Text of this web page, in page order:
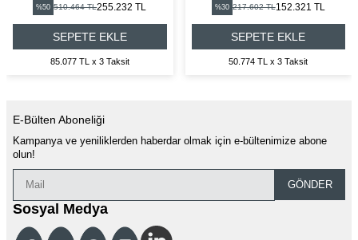
%50 510.464 TL255.232 TL
SEPETE EKLE
85.077 TL x 3 Taksit
%30 217.602 TL152.321 TL
SEPETE EKLE
50.774 TL x 3 Taksit
E-Bülten Aboneliği
Kampanya ve yeniliklerden haberdar olmak için e-bültenimize abone
olun!
GÖNDER
Sosyal Medya